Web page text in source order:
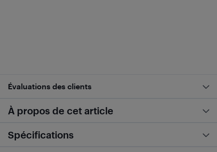
Évaluations des clients
À propos de cet article
Spécifications